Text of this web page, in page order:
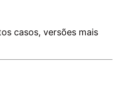
casos, versões mais